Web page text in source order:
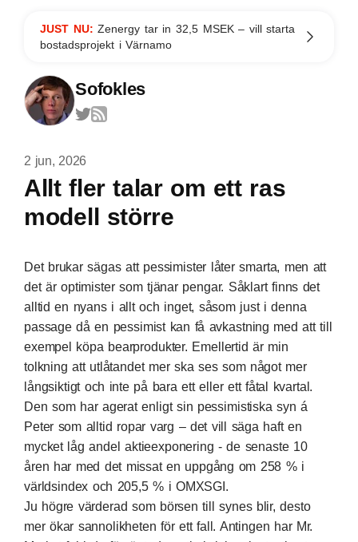
JUST NU:Zenergy tar in 32,5 MSEK – vill starta
bostadsprojekt i Värnamo
Sofokles
2 jun, 2026
Allt fler talar om ett ras
modell större
Det brukar sägas att pessimister låter smarta, men att
det är optimister som tjänar pengar. Såklart finns det
alltid en nyans i allt och inget, såsom just i denna
passage då en pessimist kan få avkastning med att till
exempel köpa bearprodukter. Emellertid är min
tolkning att utlåtandet mer ska ses som något mer
långsiktigt och inte på bara ett eller ett fåtal kvartal.
Den som har agerat enligt sin pessimistiska syn á
Peter som alltid ropar varg – det vill säga haft en
mycket låg andel aktieexponering - de senaste 10
åren har med det missat en uppgång om 258 % i
världsindex och 205,5 % i OMXSGI.
Ju högre värderad som börsen till synes blir, desto
mer ökar sannolikheten för ett fall. Antingen har Mr.